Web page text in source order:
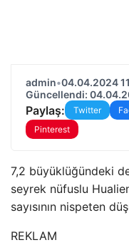
admin•04.04.2024
Güncellendi:
Paylaş: Twitter
Pinterest
7,2 büyüklüğündeki
seyrek nüfuslu
sayısının nispeten
REKLAM